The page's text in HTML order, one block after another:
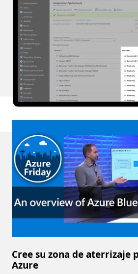
Cree su zona de aterrizaje
Azure